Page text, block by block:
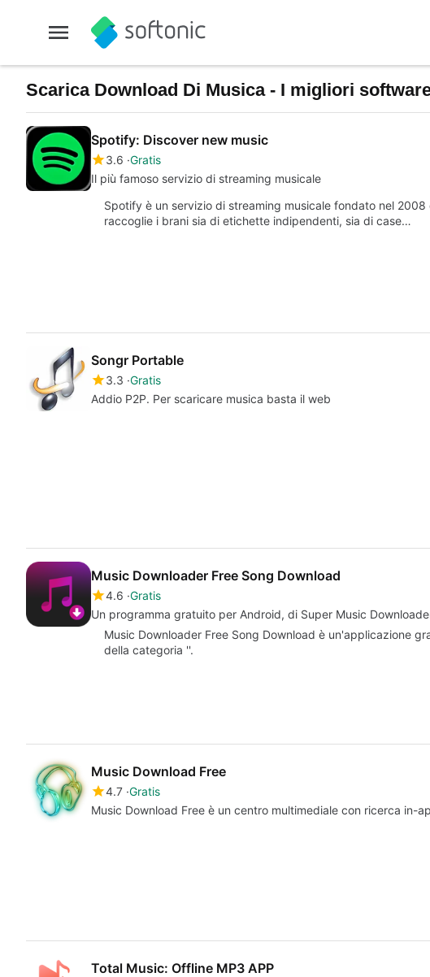
Scarica Download Di Musica - I migliori
Spotify: Discover new music
3.6 Gratis
Il più famoso servizio di streaming musicale
Spotify è un servizio di streaming musicale fondato nel
raccoglie i brani sia di etichette indipendenti, sia di case…
Songr Portable
3.3 Gratis
Addio P2P. Per scaricare musica basta il web
Music Downloader Free Song Download
4.6 Gratis
Un programma gratuito per Android, di Super Music
Music Downloader Free Song Download è un'applicazione
della categoria ''.
Music Download Free
4.7 Gratis
Music Download Free è un centro multimediale con ricerca in-
Total Music: Offline MP3 APP